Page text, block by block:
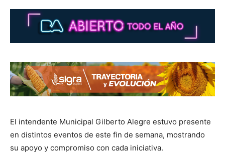
El intendente Municipal Gilberto Alegre estuvo presente
en distintos eventos de este fin de semana, mostrando
su apoyo y compromiso con cada iniciativa.